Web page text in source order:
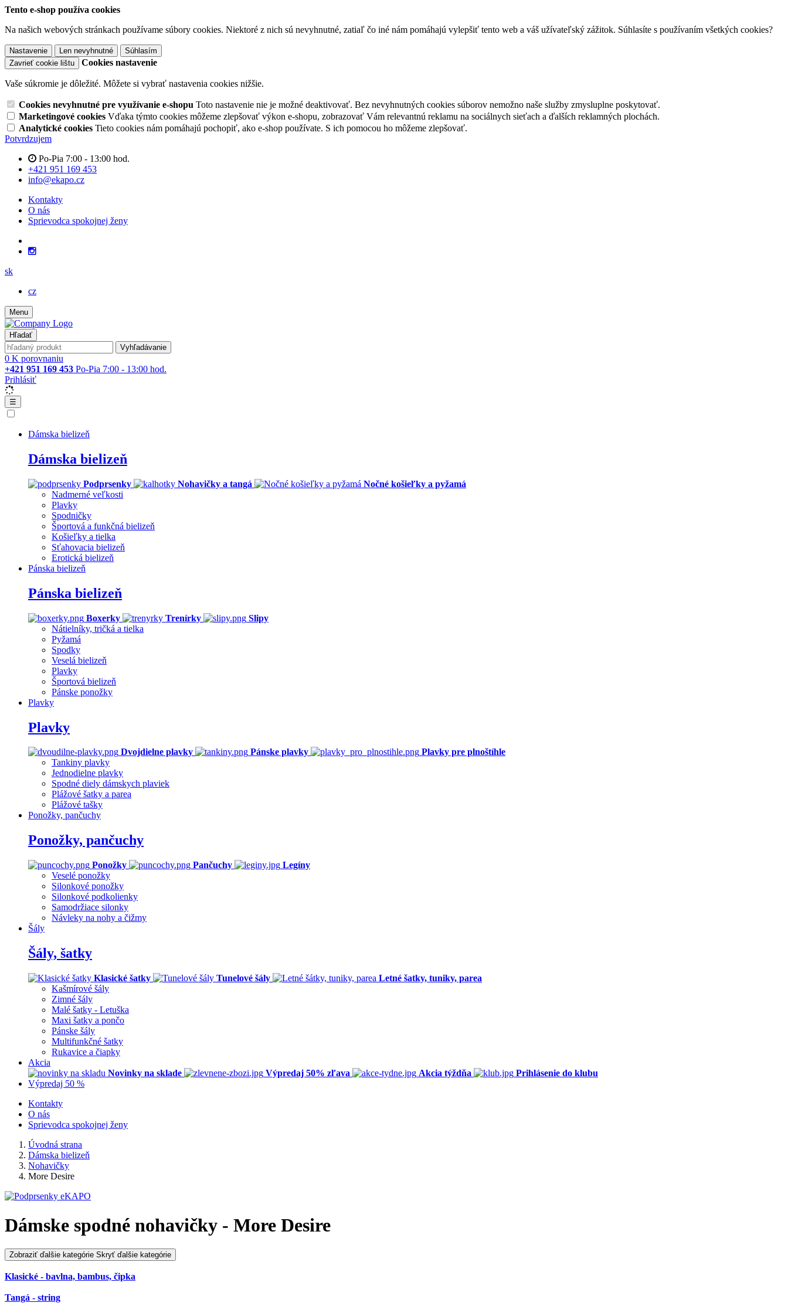
Tento e-shop používa cookies
Na našich webových stránkach používame súbory cookies. Niektoré z nich sú nevyhnutné, zatiaľ čo iné nám pomáhajú vylepšiť tento web a váš užívateľský zážitok. Súhlasíte s používaním všetkých cookies?
Nastavenie Len nevyhnutné
Súhlasím
Zavrieť cookie lištu
Cookies nastavenie
Vaše súkromie je dôležité. Môžete si vybrať nastavenia cookies nižšie.
Cookies nevyhnutné pre využívanie e-shopu Toto nastavenie nie je možné deaktivovať. Bez nevyhnutných cookies súborov nemožno naše služby zmysluplne poskytovať.
Marketingové cookies Vďaka týmto cookies môžeme zlepšovať výkon e-shopu, zobrazovať Vám relevantnú reklamu na sociálnych sieťach a ďalších reklamných plochách.
Analytické cookies Tieto cookies nám pomáhajú pochopiť, ako e-shop používate. S ich pomocou ho môžeme zlepšovať.
Potvrdzujem
Po-Pia 7:00 - 13:00 hod.
+421 951 169 453
info@ekapo.cz
Kontakty
O nás
Sprievodca spokojnej ženy
sk
cz
Menu
Hľadať
Vyhľadávanie
0 K porovnaniu
+421 951 169 453 Po-Pia 7:00 - 13:00 hod.
Prihlásiť
☰
Dámska bielizeň
Dámska bielizeň
Podprsenky Nohavičky a tangá
Nočné košieľky a pyžamá
Nadmerné veľkosti
Plavky
Spodničky
Športová a funkčná bielizeň
Košieľky a tielka
Sťahovacia bielizeň
Erotická bielizeň
Pánska bielizeň
Pánska bielizeň
Boxerky Trenírky
Slipy
Nátielníky, tričká a tielka
Pyžamá
Spodky
Veselá bielizeň
Plavky
Športová bielizeň
Pánske ponožky
Plavky
Plavky
Dvojdielne plavky Pánske plavky
Plavky pre plnoštíhle
Tankiny plavky
Jednodielne plavky
Spodné diely dámskych plaviek
Plážové šatky a parea
Plážové tašky
Ponožky, pančuchy
Ponožky, pančuchy
Ponožky Pančuchy
Legíny
Veselé ponožky
Silonkové ponožky
Silonkové podkolienky
Samodržiace silonky
Návleky na nohy a čižmy
Šály
Šály, šatky
Klasické šatky Tunelové šály
Letné šatky, tuniky, parea
Kašmírové šály
Zimné šály
Malé šatky - Letuška
Maxi šatky a pončo
Pánske šály
Multifunkčné šatky
Rukavice a čiapky
Akcia
Novinky na sklade
Výpredaj 50% zľava Akcia týždňa
Prihlásenie do klubu
Výpredaj 50 %
Kontakty
O nás
Sprievodca spokojnej ženy
Úvodná strana
Dámska bielizeň
Nohavičky
More Desire
Dámske spodné nohavičky - More Desire
Zobraziť ďalšie kategórie Skryť ďalšie kategórie
Klasické - bavlna, bambus, čipka
Tangá - string